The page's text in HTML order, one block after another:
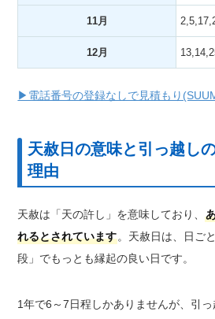
11月
12月
▶電話番号の登録なしで見積もり
天赦日の意味と引っ越し
理由
天赦は「天の許し」を意味しており、
れるとされています。天赦日は、日ご
段」でもっとも縁起の良い日です。
1年で6～7日程しかありませんが、引